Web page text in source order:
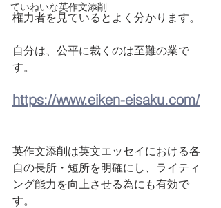
ていねいな英作文添削
権力者を見ているとよく分かります。
自分は、公平に裁くのは至難の業で
す。
https://www.eiken-eisaku.com/
英作文添削は英文エッセイにおける各
自の長所・短所を明確にし、ライティ
ング能力を向上させる為にも有効で
す。